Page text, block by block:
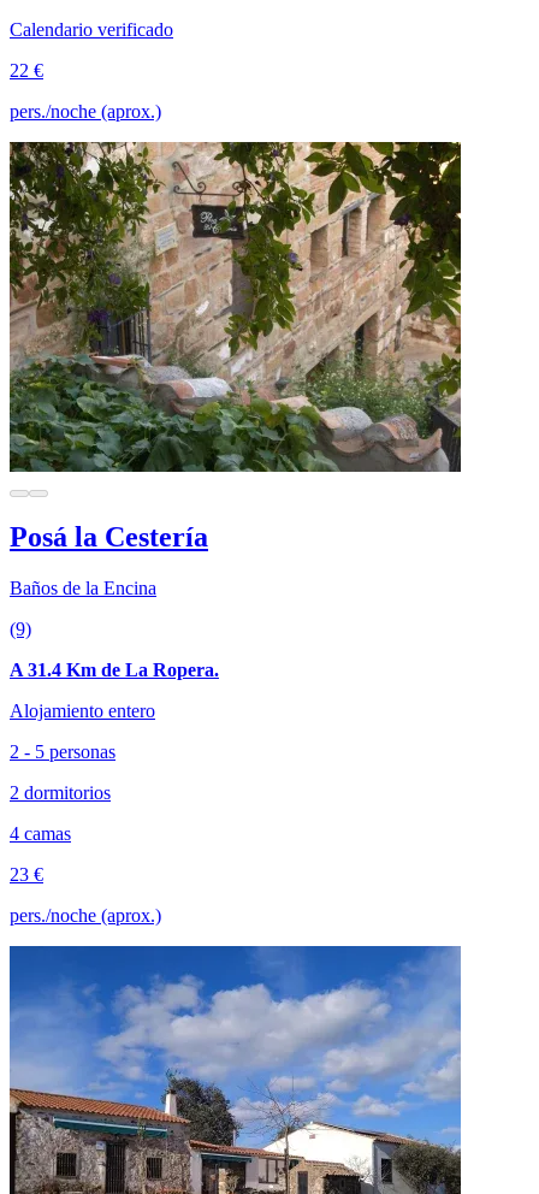
Calendario verificado
22 €
pers./noche (aprox.)
Posá la Cestería
Baños de la Encina
(9)
A 31.4 Km de La Ropera.
Alojamiento entero
2 - 5 personas
2 dormitorios
4 camas
23 €
pers./noche (aprox.)